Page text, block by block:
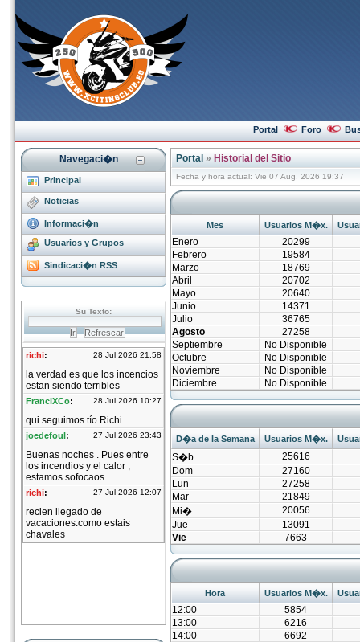
Portal Foro
Navegaci�n
Principal
Noticias
Informaci�n
Usuarios y Grupos
Sindicaci�n RSS
Portal » Historial del Sitio
Fecha y hora actual: Vie 07 Aug, 2026 19:37
Mes Usuarios M�x.
Enero
20299
Febrero
19584
Marzo
18769
Abril
20702
Mayo
20640
Junio
14371
Julio
36765
Agosto
27258
Septiembre
No Disponible
Octubre
No Disponible
Noviembre
No Disponible
Diciembre
No Disponible
D�a de la Semana Usuarios M�x.
S�b
25616
Dom
27160
Lun
27258
Mar
21849
Mi�
20056
Jue
13091
Vie
7663
Hora Usuarios M�x.
12:00
5854
13:00
6216
14:00
6692